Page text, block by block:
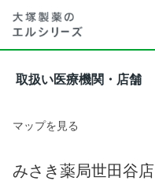
取扱い医療機関・店舗
マップを見る
みさき薬局世田谷店